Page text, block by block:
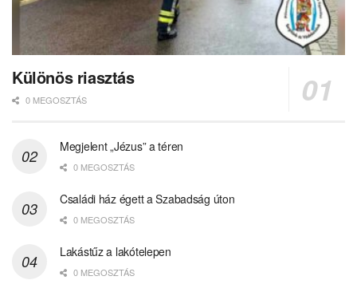
Különös riasztás
0 MEGOSZTÁS
Megjelent „Jézus” a téren
0 MEGOSZTÁS
Családi ház égett a Szabadság úton
0 MEGOSZTÁS
Lakástűz a lakótelepen
0 MEGOSZTÁS